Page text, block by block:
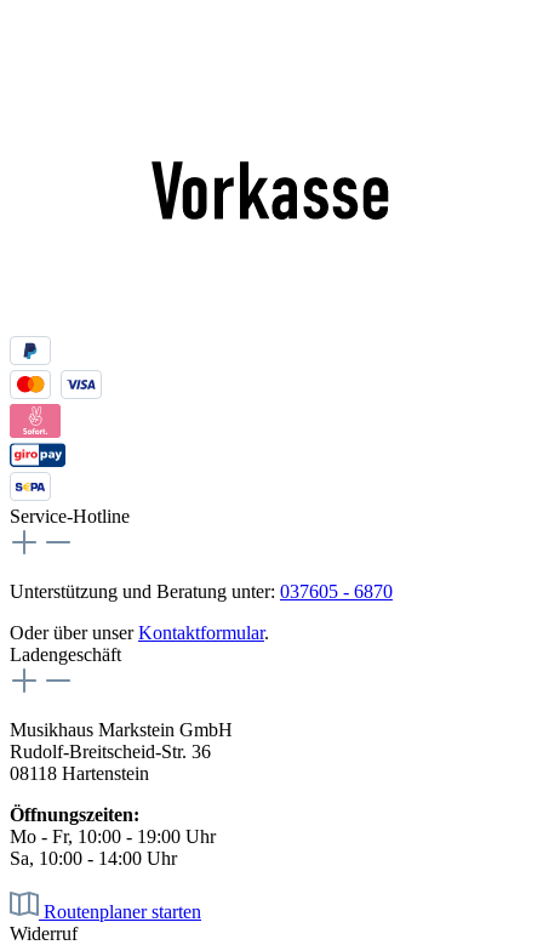
Service-Hotline
Unterstützung und Beratung unter: 037605 - 6870
Oder über unserKontaktformular.
Ladengeschäft
Musikhaus Markstein GmbH
Rudolf-Breitscheid-Str. 36
08118 Hartenstein
Öffnungszeiten:
Mo - Fr, 10:00 - 19:00 Uhr
Sa, 10:00 - 14:00 Uhr
Routenplaner starten
Widerruf